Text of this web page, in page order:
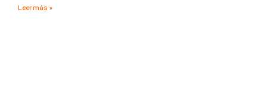
Leer más »